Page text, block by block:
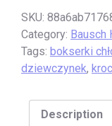
SKU:
Category: Bausch
Tags: bokserki
dziewczynek,
Description